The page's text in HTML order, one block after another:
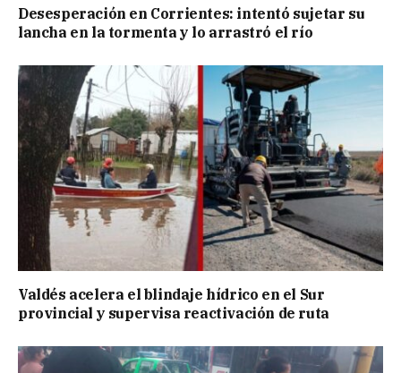
Desesperación en Corrientes: intentó sujetar su
lancha en la tormenta y lo arrastró el río
Valdés acelera el blindaje hídrico en el Sur
provincial y supervisa reactivación de ruta